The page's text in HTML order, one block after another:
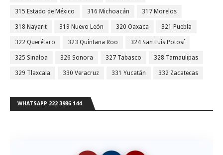
315 Estado de México 316 Michoacán 317 Morelos
318 Nayarit 319 Nuevo León 320 Oaxaca 321 Puebla
322 Querétaro 323 Quintana Roo 324 San Luis Potosí
325 Sinaloa 326 Sonora 327 Tabasco 328 Tamaulipas
329 Tlaxcala 330 Veracruz 331 Yucatán 332 Zacatecas
WHATSAPP 222 3986 144